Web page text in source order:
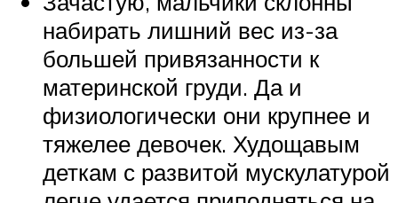
набирать лишний вес из-за
большей привязанности к
материнской груди. Да и
физиологически они крупнее и
тяжелее девочек. Худощавым
деткам с развитой мускулатурой